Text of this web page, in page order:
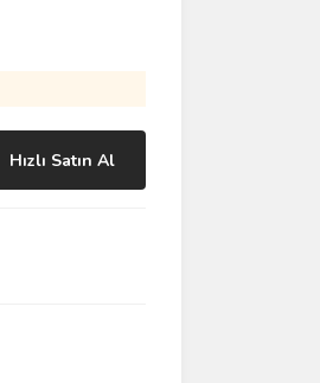
Hızlı Satın Al